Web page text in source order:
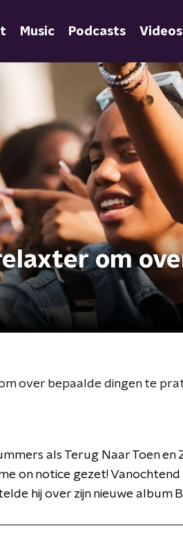
Music Podcasts Videos
om
over bepaalde dingen te
als Terug Naar Toen en
on notice gezet!
hij over zijn nieuwe album